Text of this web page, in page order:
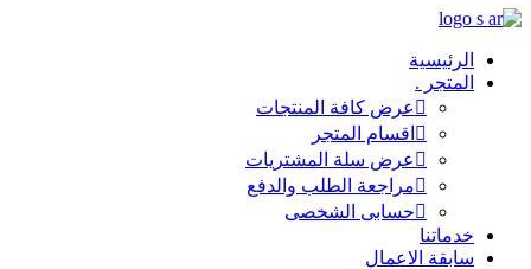
الرئيسية
المتجر .
عرض كافة المنتجات
اقسام المتجر
عرض سلة المشتريات
مراجعة الطلب والدفع
حسابى الشخصى
خدماتنا
سابقة الاعمال